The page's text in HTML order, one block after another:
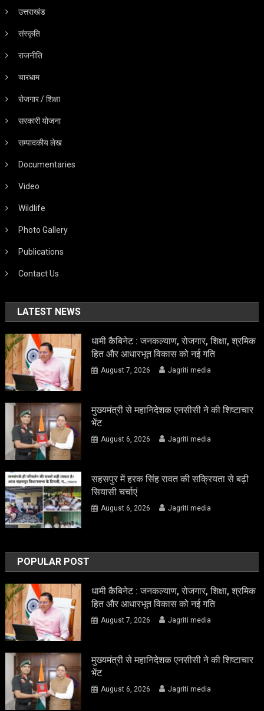
उत्तराखंड
संस्कृति
राजनीति
चारधाम
रोजगार / शिक्षा
सरकारी योजना
सम्पादकीय लेख
Documentaries
Video
Wildlife
Photo Gallery
Publications
Contact Us
LATEST NEWS
धामी कैबिनेट : जनकल्याण, रोजगार, शिक्षा, श्रमिक
हित और आधारभूत विकास को नई गति
August 7, 2026 Jagriti media
मुख्यमंत्री से महानिदेशक एनसीसी ने की शिष्टाचार
भेंट
August 6, 2026 Jagriti media
सहसपुर में हरक सिंह रावत की सक्रियता से बढ़ी
सियासी चर्चाएं
August 6, 2026 Jagriti media
POPULAR POST
धामी कैबिनेट : जनकल्याण, रोजगार, शिक्षा, श्रमिक
हित और आधारभूत विकास को नई गति
August 7, 2026 Jagriti media
मुख्यमंत्री से महानिदेशक एनसीसी ने की शिष्टाचार
भेंट
August 6, 2026 Jagriti media